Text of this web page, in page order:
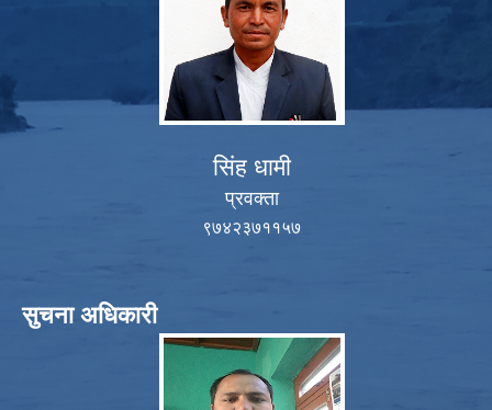
सिंह धामी
प्रवक्ता
९७४२३७११५७
सुचना अधिकारी